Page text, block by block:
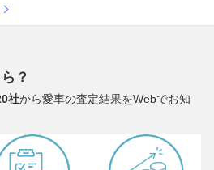
？
社から愛車の査定結果をWebでお知